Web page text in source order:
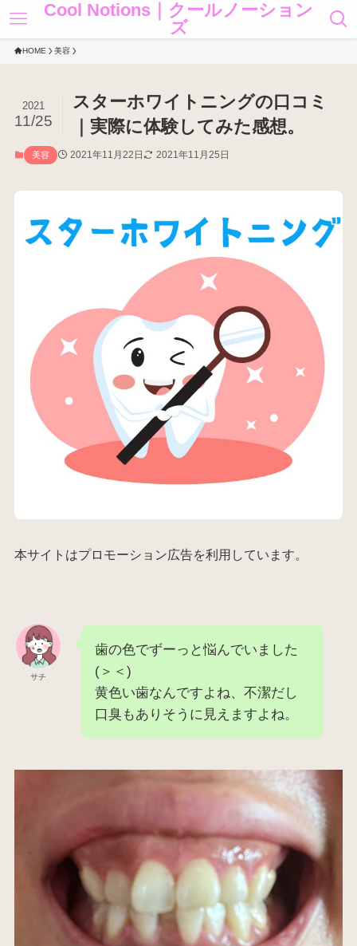
Cool Notions｜クールノーション
ズ
HOME 美容
スターホワイトニングの口コミ
｜実際に体験してみた感想。
2021
11/25
美容 2021年11月22日 2021年11月25日
本サイトはプロモーション広告を利用しています。
サチ
歯の色でずーっと悩んでいました
(＞＜)
黄色い歯なんですよね、不潔だし
口臭もありそうに見えますよね。